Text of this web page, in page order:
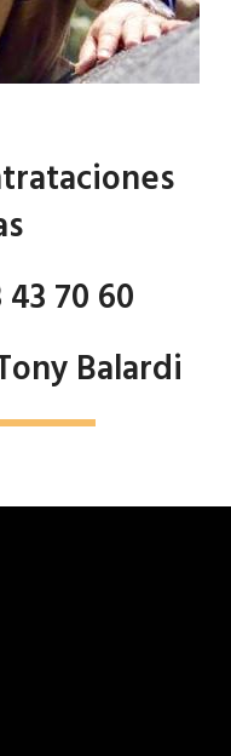
70 60
Balardi